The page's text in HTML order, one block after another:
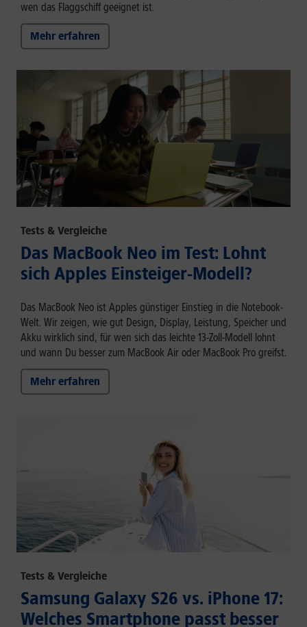
wen das Flaggschiff geeignet ist.
Mehr erfahren
Tests & Vergleiche
Das MacBook Neo im Test: Lohnt
sich Apples Einsteiger-Modell?
Das MacBook Neo ist Apples günstiger Einstieg in die Notebook-
Welt. Wir zeigen, wie gut Design, Display, Leistung, Speicher und
Akku wirklich sind, für wen sich das leichte 13-Zoll-Modell lohnt
und wann Du besser zum MacBook Air oder MacBook Pro greifst.
Mehr erfahren
Tests & Vergleiche
Samsung Galaxy S26 vs. iPhone 17:
Welches Smartphone passt besser